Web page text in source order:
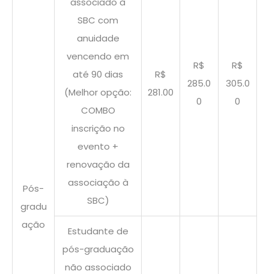
Pós-
gradu
ação
SBC com
anuidade
vencendo em
até 90 dias
(Melhor opção:
COMBO
inscrição no
evento +
renovação da
associação à
SBC)
R$
281.00
R$
285.0
0
R$
305.0
0
Estudante de
pós-graduação
não associado